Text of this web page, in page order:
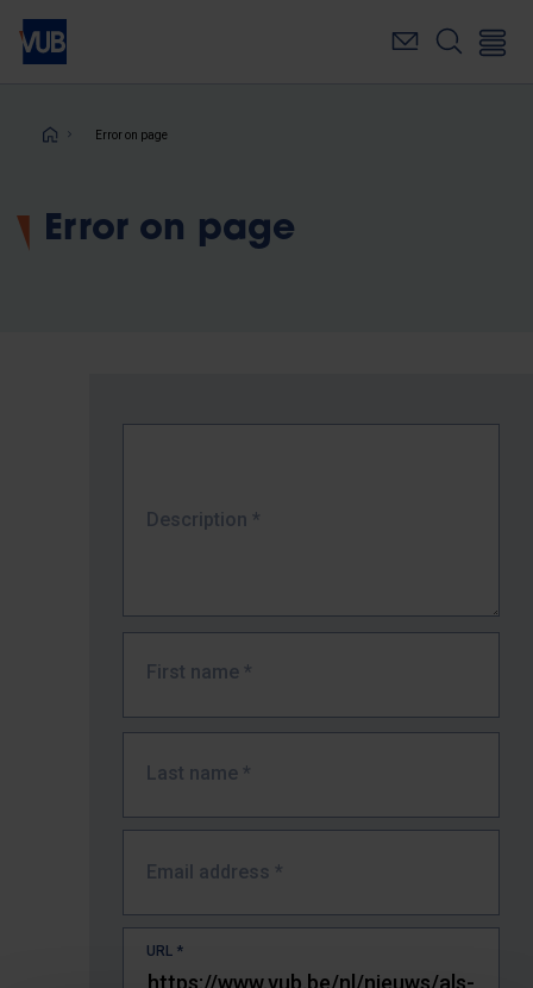
Skip
main
Breadcrumb
Error on page
Error on page
Description *
First name *
Last name *
Email address *
URL *